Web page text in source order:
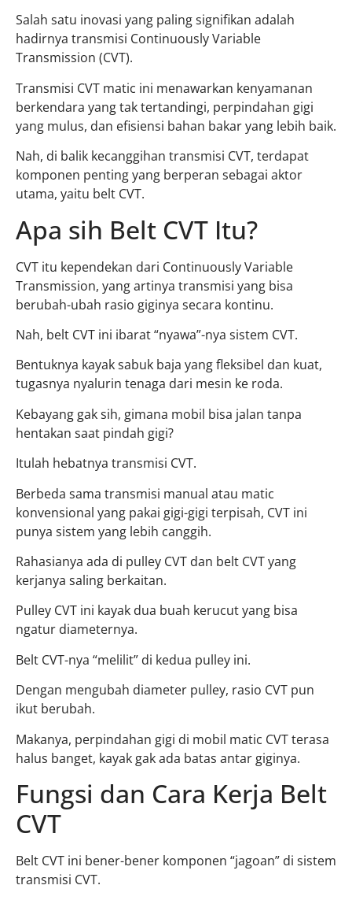
Salah satu inovasi yang paling signifikan adalah
hadirnya transmisi Continuously Variable
Transmission (CVT).
Transmisi CVT matic ini menawarkan kenyamanan
berkendara yang tak tertandingi, perpindahan gigi
yang mulus, dan efisiensi bahan bakar yang lebih baik.
Nah, di balik kecanggihan transmisi CVT, terdapat
komponen penting yang berperan sebagai aktor
utama, yaitu belt CVT.
Apa sih Belt CVT Itu?
CVT itu kependekan dari Continuously Variable
Transmission, yang artinya transmisi yang bisa
berubah-ubah rasio giginya secara kontinu.
Nah, belt CVT ini ibarat “nyawa”-nya sistem CVT.
Bentuknya kayak sabuk baja yang fleksibel dan kuat,
tugasnya nyalurin tenaga dari mesin ke roda.
Kebayang gak sih, gimana mobil bisa jalan tanpa
hentakan saat pindah gigi?
Itulah hebatnya transmisi CVT.
Berbeda sama transmisi manual atau matic
konvensional yang pakai gigi-gigi terpisah, CVT ini
punya sistem yang lebih canggih.
Rahasianya ada di pulley CVT dan belt CVT yang
kerjanya saling berkaitan.
Pulley CVT ini kayak dua buah kerucut yang bisa
ngatur diameternya.
Belt CVT-nya “melilit” di kedua pulley ini.
Dengan mengubah diameter pulley, rasio CVT pun
ikut berubah.
Makanya, perpindahan gigi di mobil matic CVT terasa
halus banget, kayak gak ada batas antar giginya.
Fungsi dan Cara Kerja Belt
CVT
Belt CVT ini bener-bener komponen “jagoan” di sistem
transmisi CVT.